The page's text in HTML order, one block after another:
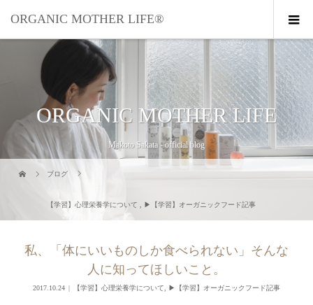
ORGANIC MOTHER LIFE®︎
ORGANIC MOTHER LIFE
Makoto Sakata - official blog
ブログ
【学習】心理栄養学について ▶︎【学習】オーガニックフード記事
私、「体にいいものしか食べられない」そんな
人に知ってほしいこと。
2017.10.24 【学習】心理栄養学について, ▶︎【学習】オーガニックフード記事